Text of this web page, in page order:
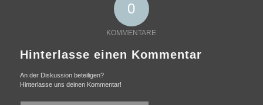
0
KOMMENTARE
Hinterlasse einen Kommentar
An der Diskussion beteiligen?
Hinterlasse uns deinen Kommentar!